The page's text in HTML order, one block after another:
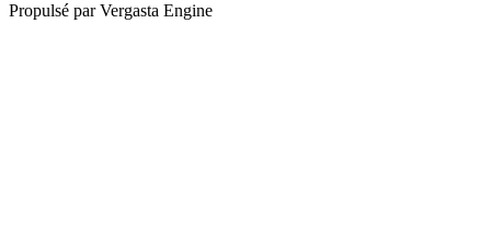
Propulsé par Vergasta Engine